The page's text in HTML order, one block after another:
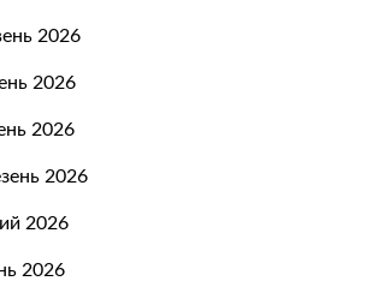
2026
2026
2026
2026
2026
2026